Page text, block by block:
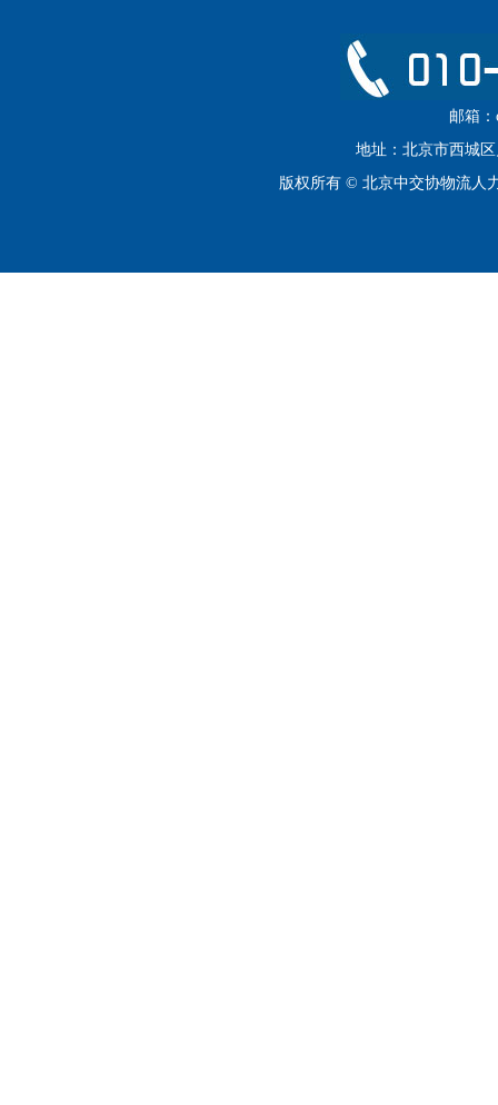
邮箱：
地址：北京市西城区
版权所有 © 北京中交协物流人